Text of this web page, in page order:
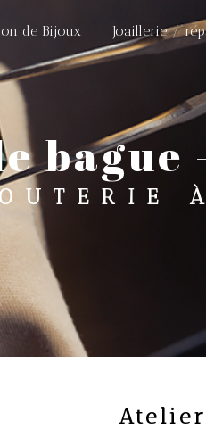
de Bijoux Joaillerie /
bague